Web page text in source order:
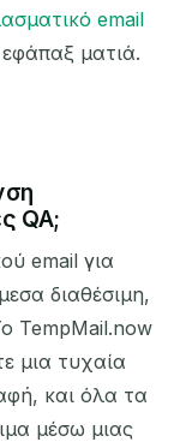
email
ματιά.
QA;
email για
διαθέσιμη,
TempMail.now
μια τυχαία
και όλα τα
μέσω μιας